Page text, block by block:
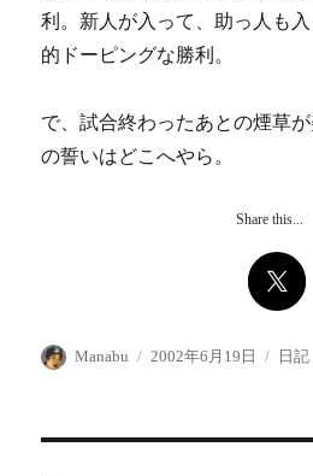
利。新人が入って、助っ人も
的ドーピングな勝利。
で、試合終わったあとの煙草
の誓いはどこへやら。
Share this...
投
Manabu
投
2002年6月19日
カ
日記